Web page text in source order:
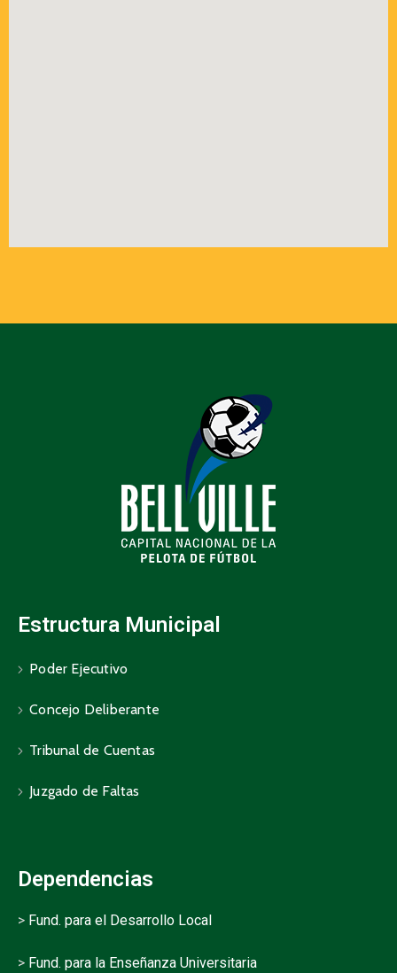
Estructura Municipal
Poder Ejecutivo
Concejo Deliberante
Tribunal de Cuentas
Juzgado de Faltas
Dependencias
> Fund. para el Desarrollo Local
> Fund. para la Enseñanza Universitaria